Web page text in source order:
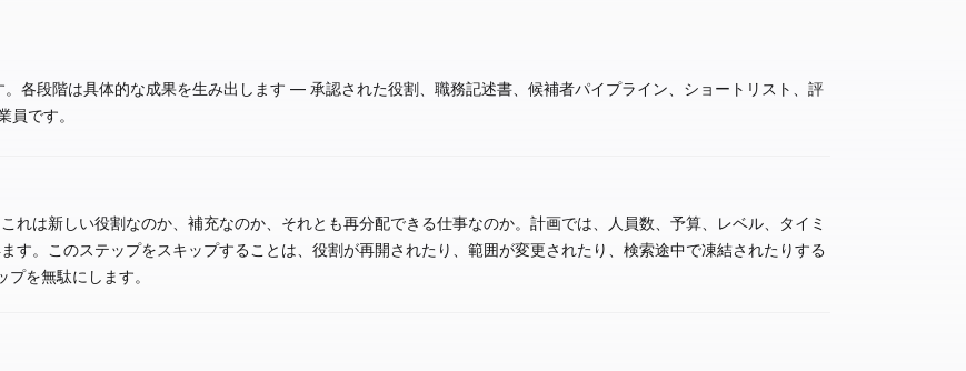
各段階は具体的な成果を生み出します — 承認された役割、職務記述書、候補者パイプライン、ショートリスト、評
です。
れは新しい役割なのか、補充なのか、それとも再分配できる仕事なのか。計画では、人員数、予算、レベル、タイミ
す。このステップをスキップすることは、役割が再開されたり、範囲が変更されたり、検索途中で凍結されたりする
を無駄にします。